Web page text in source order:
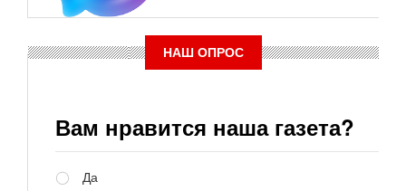
НАШ ОПРОС
Вам нравится наша газета?
Да